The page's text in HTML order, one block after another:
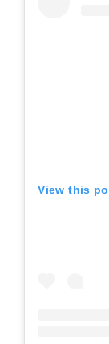
View this